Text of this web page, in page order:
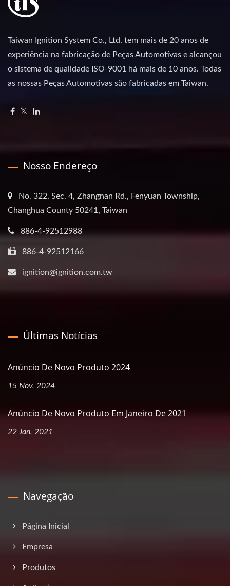
Taiwan Ignition System Co., Ltd. tem mais de 20 anos de
experiência na fabricação de Peças Automotivas e alcançou
o sistema de qualidade ISO-9001 há mais de 10 anos. Todas
as nossas Peças Automotivas são fabricadas em Taiwan.
Nosso Endereço
No. 322, Sec. 4, Zhangnan Rd., Fenyuan Township,
Changhua County 50241, Taiwan
886-4-92512988
886-4-92512166
ignition@ignition.com.tw
Últimas Notícias
Anúncio De Novo Produto 2024
15 Nov, 2024
Anúncio De Novo Produto Em Janeiro De 2021
22 Jan, 2021
Navegação
Página Inicial
Empresa
Produtos